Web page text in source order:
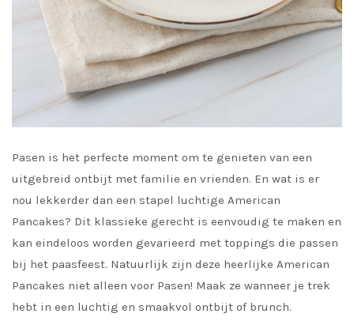
Pasen is het perfecte moment om te genieten van een
uitgebreid ontbijt met familie en vrienden. En wat is er
nou lekkerder dan een stapel luchtige American
Pancakes? Dit klassieke gerecht is eenvoudig te maken en
kan eindeloos worden gevarieerd met toppings die passen
bij het paasfeest. Natuurlijk zijn deze heerlijke American
Pancakes niet alleen voor Pasen! Maak ze wanneer je trek
hebt in een luchtig en smaakvol ontbijt of brunch.